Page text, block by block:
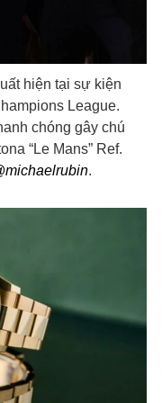
hiện tại sự kiện
League.
chóng gây chú
“Le Mans” Ref.
.